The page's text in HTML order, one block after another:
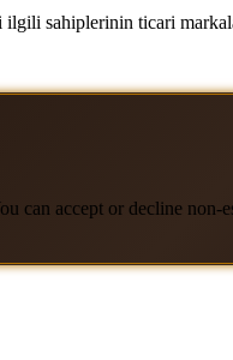
sahiplerinin ticari
can accept or decline non-